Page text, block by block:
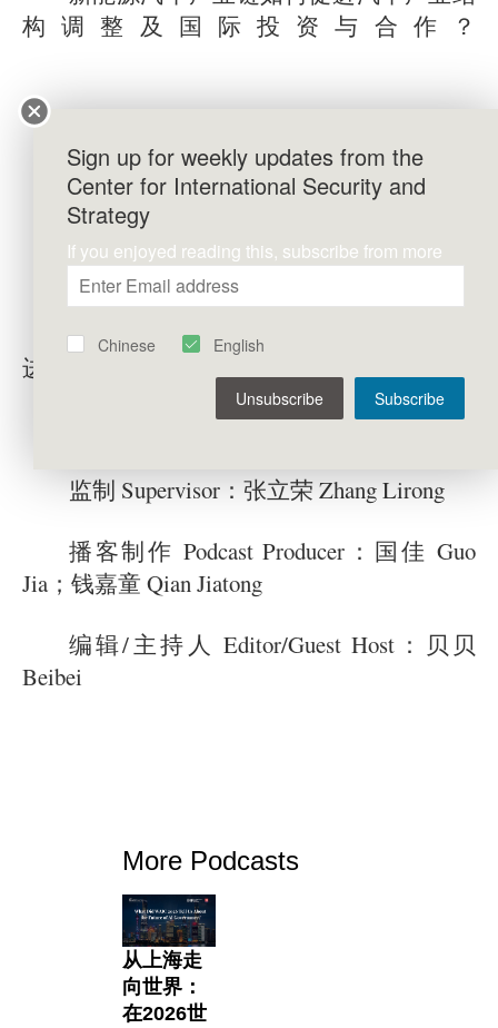
构调整及国际投资与合作？
6:20
政府如何引导新能源行业发展，更好促
进行业转型？
监制 Supervisor：张立荣 Zhang Lirong
播客制作 Podcast Producer：国佳 Guo
Jia；钱嘉童 Qian Jiatong
编辑/主持人 Editor/Guest Host：贝贝
Beibei
More Podcasts
从上海走
向世界：
在2026世
Sign up for weekly updates from the
Center for International Security and
Strategy
If you enjoyed reading this, subscribe from more
Chinese English
Subscribe
Unsubscribe